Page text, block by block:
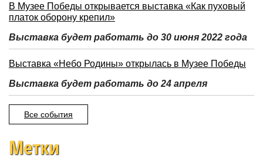
В Музее Победы открывается выставка «Как пуховый
платок оборону крепил»
Выставка будет работать до 30 июня 2022 года
Выставка «Небо Родины» открылась в Музее Победы
Выставка будет работать до 24 апреля
Все события
Метки